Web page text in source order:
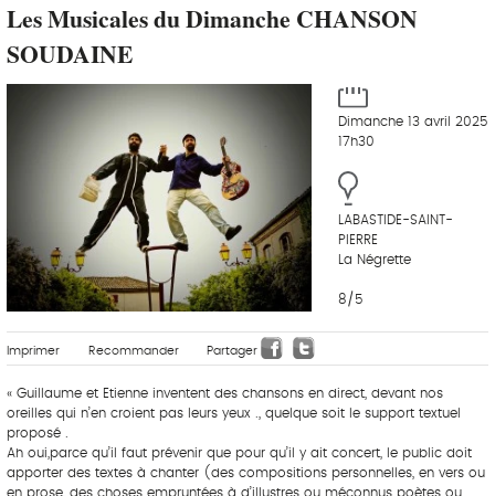
Les Musicales du Dimanche CHANSON
SOUDAINE
Dimanche 13 avril 2025
17h30
LABASTIDE-SAINT-
PIERRE
La Négrette
8/5
Imprimer Recommander Partager
« Guillaume et Etienne inventent des chansons en direct, devant nos
oreilles qui n’en croient pas leurs yeux ., quelque soit le support textuel
proposé .
Ah oui,parce qu’il faut prévenir que pour qu’il y ait concert, le public doit
apporter des textes à chanter (des compositions personnelles, en vers ou
en prose, des choses empruntées à d’illustres ou méconnus poètes ou